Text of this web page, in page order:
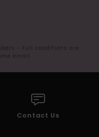
- Full conditions are
email
Contact Us